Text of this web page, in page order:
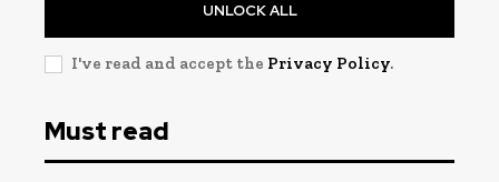
UNLOCK ALL
I've read and accept the Privacy Policy.
Must read